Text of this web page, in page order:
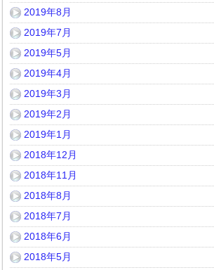
2019年8月
2019年7月
2019年5月
2019年4月
2019年3月
2019年2月
2019年1月
2018年12月
2018年11月
2018年8月
2018年7月
2018年6月
2018年5月